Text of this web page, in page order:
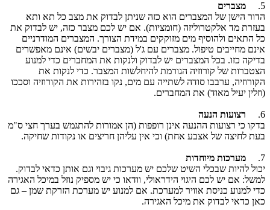
5.
מצברים
הדור הישן של המצברים הוא כזה שניתן לבדוק את מצב כל תא ותא
בעזרת מד אלקטרוליזה (חומציות). אם יש לכם מצבר כזה, יש לבדוק את
כל התאים ולהוסיף מים מזוקקים במידת הצורך. המצברים המודרניים
אינם מחייבים טיפול. מצברים עם ג'ל (מצברים יבשים) אינם מאפשרים
בדיקה כזו. בכל המצברים יש לבדוק ולנקות את המחברים כדי למנוע
הצטברות של קורוזיה הגורמת להיחלשות המצבר. כדי לנקות את
הקורוזיה, ערבבו סודה לשתייה עם מים, נקו בזהירות את הקורוזיה וסככו
(וזלין יעיל מאוד) את המחברים.
6.
רצועות הנעה
בדקו כי רצועות ההנעה אינן רופפות (הן אמורות להתגמש בערך חצי ס"מ
בעת לחיצה של אצבע אחת) וכי אין עליהן חריצים או נקודות שחיקה.
7.
מערכות מיוחדות
יכול להיות שבכלי השיט שלכם יש מערכות גיבוי וגם אותן כדאי לבדוק.
למשל: אם יש לכם היגוי הידראולי, וודאו כי יש מספיק נוזל במיכל האגירה
כדי למנוע כניסת אוויר למערכת. אם למנוע יש מערכת הזרקת שמן – גם
כאן כדאי לבדוק את מיכל האגירה.